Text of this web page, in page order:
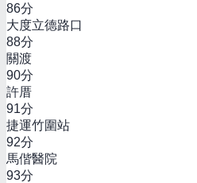
86分
大度立德路口
88分
關渡
90分
許厝
91分
捷運竹圍站
92分
馬偕醫院
93分